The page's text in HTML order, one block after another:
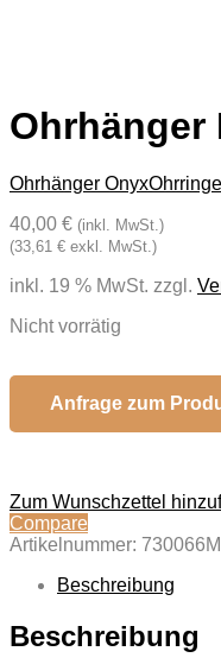
Ohrhänger
Ohrhänger Onyx
40,00 € (inkl. MwSt.)
(33,61 € exkl. MwSt.)
inkl. 19 % MwSt. zzgl.
Nicht vorrätig
Anfrage zum
Zum Wunschzettel
Compare
Artikelnummer:
Beschreibung
Beschreibung